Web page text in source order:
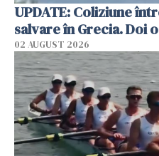
UPDATE: Coliziune
salvare în Grecia. Doi
02 AUGUST 2026